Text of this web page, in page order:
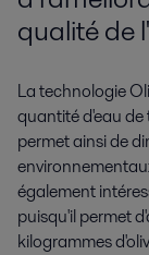
qualité de
La technologie
quantité d'eau
permet ainsi de
également
puisqu'il permet
kilogrammes